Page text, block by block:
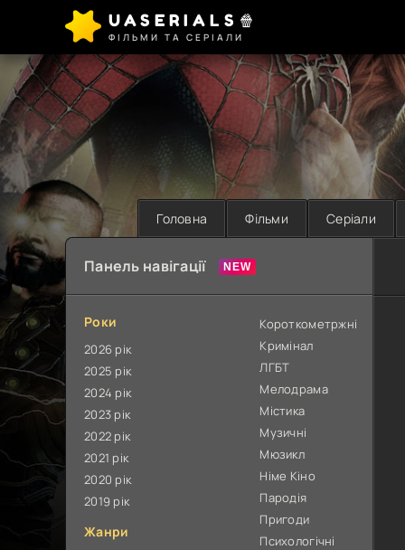
UASERIALS🍿
ФІЛЬМИ ТА СЕРІАЛИ
Головна Фільми Серіали
Панель навігації
Роки
2026 рік
2025 рік
2024 рік
2023 рік
2022 рік
2021 рік
2020 рік
2019 рік
Жанри
Короткометржні
Кримінал
ЛГБТ
Мелодрама
Містика
Музичні
Мюзикл
Німе Кіно
Пародія
Пригоди
Психологічні